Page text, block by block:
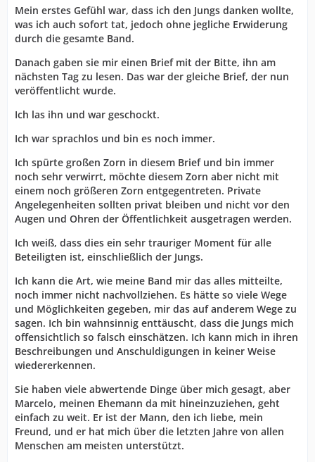
Mein erstes Gefühl war, dass ich den Jungs danken wollte,
was ich auch sofort tat, jedoch ohne jegliche Erwiderung
durch die gesamte Band.
Danach gaben sie mir einen Brief mit der Bitte, ihn am
nächsten Tag zu lesen. Das war der gleiche Brief, der nun
veröffentlicht wurde.
Ich las ihn und war geschockt.
Ich war sprachlos und bin es noch immer.
Ich spürte großen Zorn in diesem Brief und bin immer
noch sehr verwirrt, möchte diesem Zorn aber nicht mit
einem noch größeren Zorn entgegentreten. Private
Angelegenheiten sollten privat bleiben und nicht vor den
Augen und Ohren der Öffentlichkeit ausgetragen werden.
Ich weiß, dass dies ein sehr trauriger Moment für alle
Beteiligten ist, einschließlich der Jungs.
Ich kann die Art, wie meine Band mir das alles mitteilte,
noch immer nicht nachvollziehen. Es hätte so viele Wege
und Möglichkeiten gegeben, mir das auf anderem Wege zu
sagen. Ich bin wahnsinnig enttäuscht, dass die Jungs mich
offensichtlich so falsch einschätzen. Ich kann mich in ihren
Beschreibungen und Anschuldigungen in keiner Weise
wiedererkennen.
Sie haben viele abwertende Dinge über mich gesagt, aber
Marcelo, meinen Ehemann da mit hineinzuziehen, geht
einfach zu weit. Er ist der Mann, den ich liebe, mein
Freund, und er hat mich über die letzten Jahre von allen
Menschen am meisten unterstützt.